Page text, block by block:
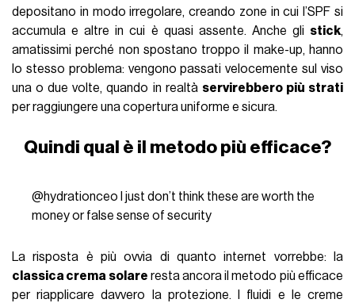
depositano in modo irregolare, creando zone in cui l’SPF si
accumula e altre in cui è quasi assente. Anche gli stick,
amatissimi perché non spostano troppo il make-up, hanno
lo stesso problema: vengono passati velocemente sul viso
una o due volte, quando in realtà servirebbero più strati
per raggiungere una copertura uniforme e sicura.
Quindi qual è il metodo più efficace?
@hydrationceo I just don’t think these are worth the
money or false sense of security
La risposta è più ovvia di quanto internet vorrebbe: la
classica crema solare resta ancora il metodo più efficace
per riapplicare davvero la protezione. I fluidi e le creme